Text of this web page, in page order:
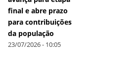
final e abre prazo
para contribuições
da população
23/07/2026 - 10:05